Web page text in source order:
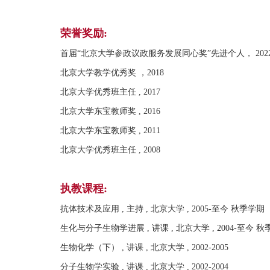
荣誉奖励:
首届“北京大学参政议政服务发展同心奖”先进个人，
北京大学教学优秀奖 ，2018
北京大学优秀班主任 , 2017
北京大学东宝教师奖 , 2016
北京大学东宝教师奖 , 2011
北京大学优秀班主任 , 2008
执教课程:
抗体技术及应用 , 主持 , 北京大学 , 2005-至今 秋季学期
生化与分子生物学进展 , 讲课 , 北京大学 , 2004-至今 秋
生物化学（下） , 讲课 , 北京大学 , 2002-2005
分子生物学实验 , 讲课 , 北京大学 , 2002-2004